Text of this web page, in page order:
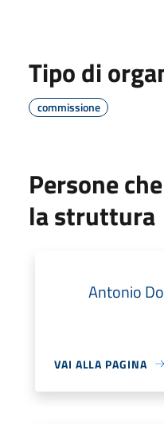
Tipo di
commissione
Persone
la struttura
Antonio
VAI ALLA PAGINA